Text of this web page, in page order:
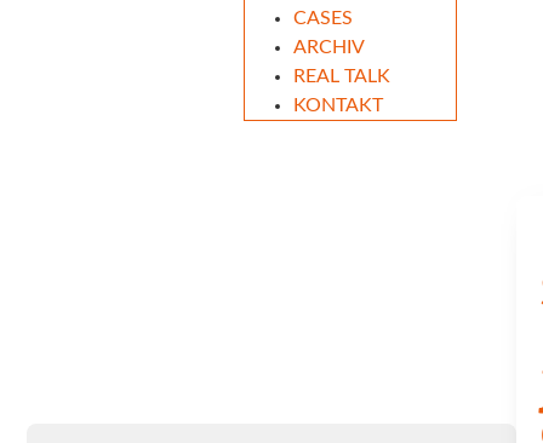
CASES
ARCHIV
REAL TALK
KONTAKT